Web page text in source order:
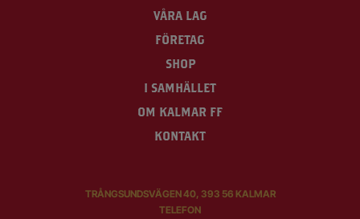
VÅRA LAG
FÖRETAG
SHOP
I SAMHÄLLET
OM KALMAR FF
KONTAKT
TRÅNGSUNDSVÄGEN 40, 393 56 KALMAR
TELEFON